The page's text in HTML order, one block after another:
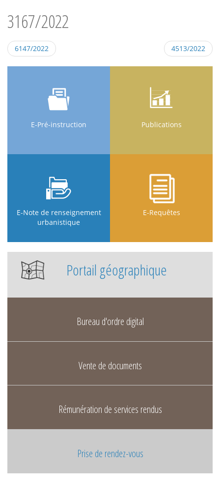
3167/2022
6147/2022 4513/2022
E-Pré-instruction Publications
E-Note de renseignement
urbanistique
E-Requêtes
Portail géographique
Bureau d'ordre digital
Vente de documents
Rémunération de services rendus
Prise de rendez-vous